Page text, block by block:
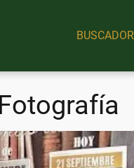
BUSCADOR